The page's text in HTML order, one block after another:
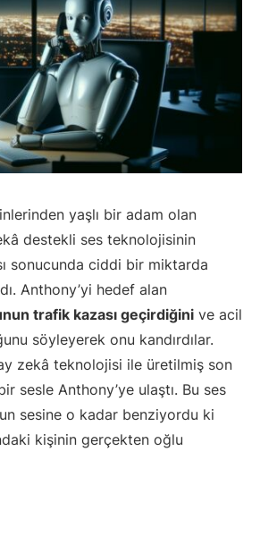
yaşlı bir adam olan
destekli ses teknolojisinin
sonucunda ciddi bir miktarda
Anthony’yi hedef alan
trafik kazası geçirdiğini ve acil
söyleyerek onu kandırdılar.
zekâ teknolojisi ile üretilmiş son
sesle Anthony’ye ulaştı. Bu ses
sesine o kadar benziyordu ki
kişinin gerçekten oğlu